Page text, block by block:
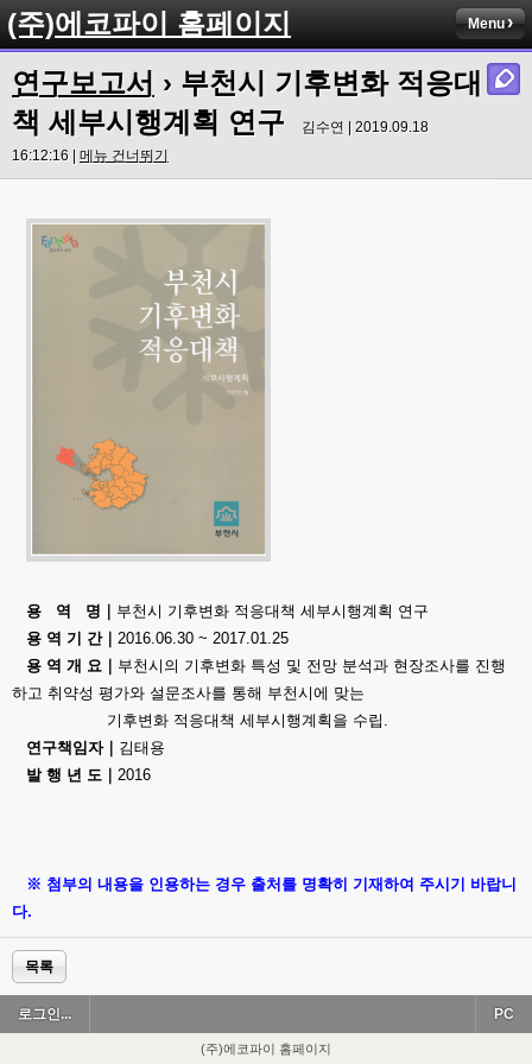
(주)에코파이 홈페이지 Menu
연구보고서 › 부천시 기후변화 적응대
책 세부시행계획 연구
김수연 | 2019.09.18
16:12:16 | 메뉴 건너뛰기
용 역 명｜ 부천시 기후변화 적응대책 세부시행계획 연구
용 역 기 간｜ 2016.06.30 ~ 2017.01.25
용 역 개 요｜ 부천시의 기후변화 특성 및 전망 분석과 현장조사를 진행
하고 취약성 평가와 설문조사를 통해 부천시에 맞는
기후변화 적응대책 세부시행계획을 수립.
연구책임자｜ 김태용
발 행 년 도｜ 2016
※ 첨부의 내용을 인용하는 경우 출처를 명확히 기재하여 주시기 바랍니
다.
목록
로그인... PC
(주)에코파이 홈페이지